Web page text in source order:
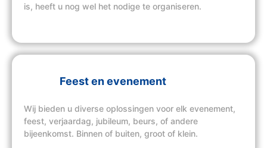
is, heeft u nog wel het nodige te organiseren.
Feest en evenement
Wij bieden u diverse oplossingen voor elk evenement,
feest, verjaardag, jubileum, beurs, of andere
bijeenkomst. Binnen of buiten, groot of klein.